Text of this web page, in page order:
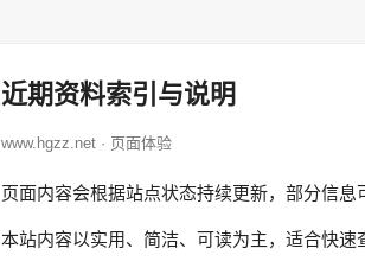
近期资料索引与说明
www.hgzz.net · 页面体验
页面内容会根据站点状态持续更新，部分信息
本站内容以实用、简洁、可读为主，适合快速